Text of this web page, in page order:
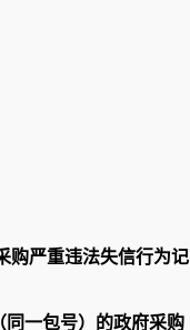
购严重违法失信行为记
一包号）的政府采购